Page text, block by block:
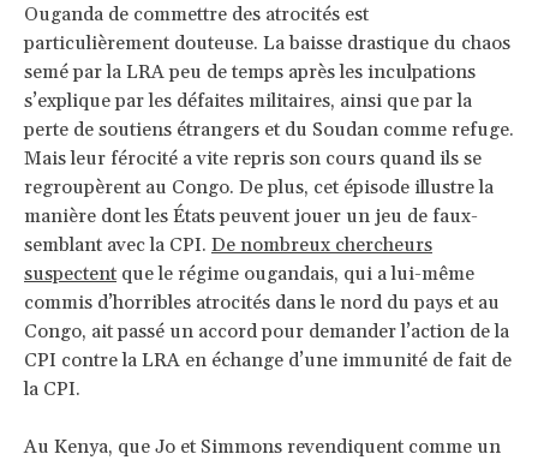
Ouganda de commettre des atrocités est
particulièrement douteuse. La baisse drastique du chaos
semé par la LRA peu de temps après les inculpations
s’explique par les défaites militaires, ainsi que par la
perte de soutiens étrangers et du Soudan comme refuge.
Mais leur férocité a vite repris son cours quand ils se
regroupèrent au Congo. De plus, cet épisode illustre la
manière dont les États peuvent jouer un jeu de faux-
semblant avec la CPI. De nombreux chercheurs
suspectent que le régime ougandais, qui a lui-même
commis d’horribles atrocités dans le nord du pays et au
Congo, ait passé un accord pour demander l’action de la
CPI contre la LRA en échange d’une immunité de fait de
la CPI.
Au Kenya, que Jo et Simmons revendiquent comme un